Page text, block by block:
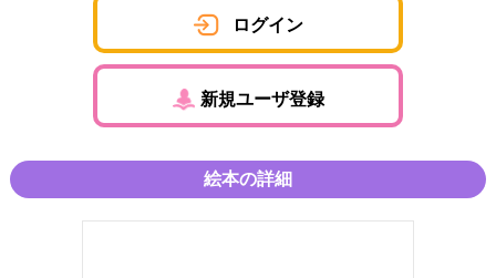
ログイン
新規ユーザ登録
絵本の詳細